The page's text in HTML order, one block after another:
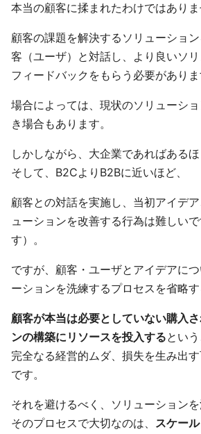
本当の顧客に揉まれたわけではありま
顧客の課題を解決するソリューショ
客（ユーザ）と対話し、より良いソ
フィードバックをもらう必要がありま
場合によっては、現状のソリューシ
き場合もあります。
しかしながら、大企業であればあるほ
そして、B2CよりB2Bに近いほど、
顧客との対話を実施し、当初アイデ
ューションを改善する行為は難しい
す）。
ですが、顧客・ユーザとアイデアに
ーションを洗練するプロセスを省略す
顧客が本当は必要としていない購入
ンの構築にリソースを投入するという
完全なる経営的ムダ、損失を生み出
です。
それを避けるべく、ソリューションを
そのプロセスで大切なのは、 スケー